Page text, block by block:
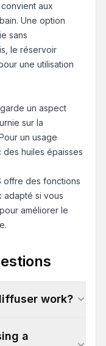
aux
Une option
sans
le réservoir
une utilisation
un aspect
sur la
un usage
huiles épaisses
offre des fonctions
adapté si vous
améliorer le
work?
a